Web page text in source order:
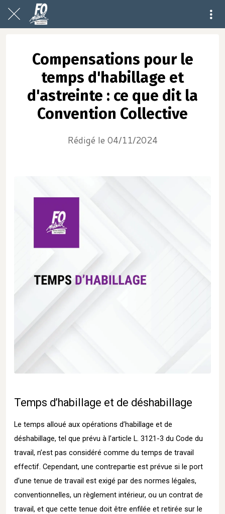
Compensations pour le
temps d'habillage et
d'astreinte : ce que dit la
Convention Collective
Rédigé le 04/11/2024
Temps d’habillage et de déshabillage
Le temps alloué aux opérations d’habillage et de
déshabillage, tel que prévu à l’article L. 3121-3 du Code du
travail, n’est pas considéré comme du temps de travail
effectif. Cependant, une contrepartie est prévue si le port
d’une tenue de travail est exigé par des normes légales,
conventionnelles, un règlement intérieur, ou un contrat de
travail, et que cette tenue doit être enfilée et retirée sur le